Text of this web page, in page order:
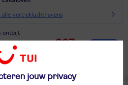
alle vertrekluchthavens
ontbijt
897,-
jouw privacy